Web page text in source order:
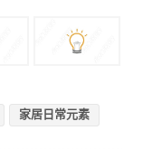
家居日常元素